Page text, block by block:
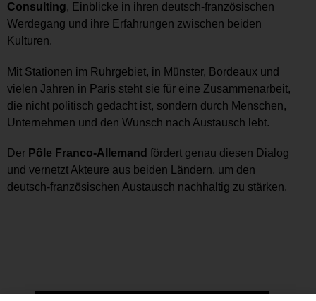
Consulting, Einblicke in ihren deutsch-französischen
Werdegang und ihre Erfahrungen zwischen beiden
Kulturen.
Mit Stationen im Ruhrgebiet, in Münster, Bordeaux und
vielen Jahren in Paris steht sie für eine Zusammenarbeit,
die nicht politisch gedacht ist, sondern durch Menschen,
Unternehmen und den Wunsch nach Austausch lebt.
Der Pôle Franco-Allemand fördert genau diesen Dialog
und vernetzt Akteure aus beiden Ländern, um den
deutsch-französischen Austausch nachhaltig zu stärken.